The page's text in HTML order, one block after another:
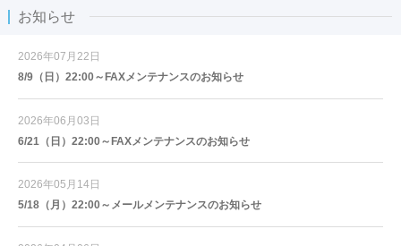
お知らせ
2026年07月22日
8/9（日）22:00～FAXメンテナンスのお知らせ
2026年06月03日
6/21（日）22:00～FAXメンテナンスのお知らせ
2026年05月14日
5/18（月）22:00～メールメンテナンスのお知らせ